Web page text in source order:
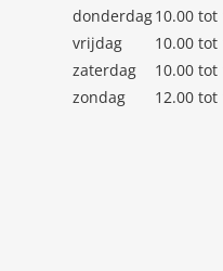
donderdag10.00 tot
vrijdag
10.00 tot
zaterdag
10.00 tot
zondag
12.00 tot